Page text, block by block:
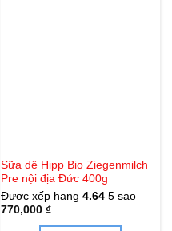
Sữa dê Hipp Bio Ziegenmilch
Pre nội địa Đức 400g
Được xếp hạng 4.645 sao
770,000 ₫